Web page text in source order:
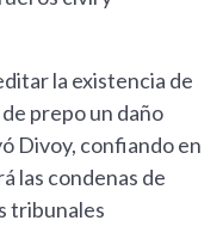
la existencia de
prepo un daño
Divoy, confiando en
las condenas de
tribunales